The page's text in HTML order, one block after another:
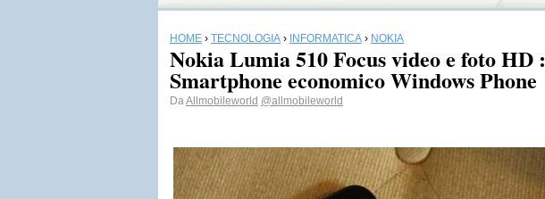
HOME › TECNOLOGIA › INFORMATICA › NOKIA
Nokia Lumia 510 Focus video e foto HD :
Smartphone economico Windows Phone
DaAllmobileworld @allmobileworld